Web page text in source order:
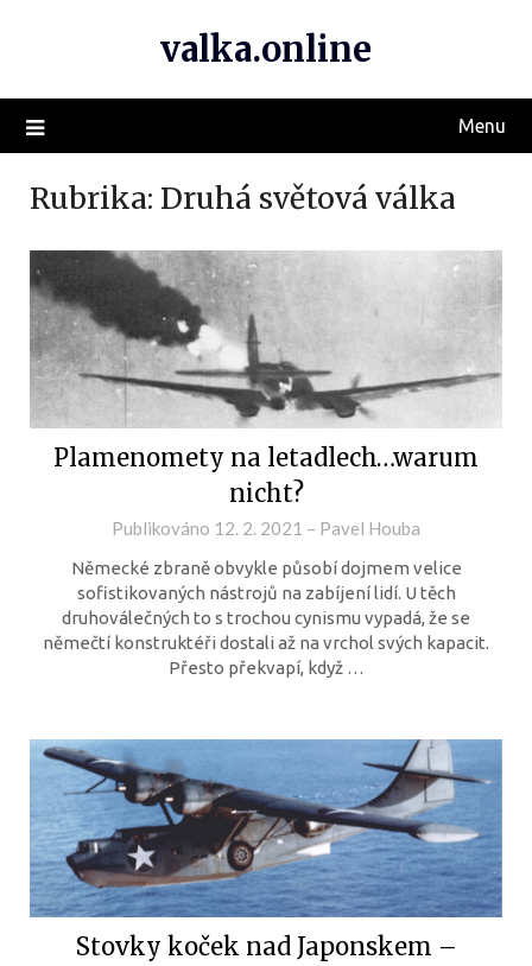
valka.online
Menu
Rubrika: Druhá světová válka
Plamenomety na letadlech…warum
nicht?
Publikováno 12. 2. 2021 – Pavel Houba
Německé zbraně obvykle působí dojmem velice
sofistikovaných nástrojů na zabíjení lidí. U těch
druhoválečných to s trochou cynismu vypadá, že se
němečtí konstruktéři dostali až na vrchol svých kapacit.
Přesto překvapí, když …
Stovky koček nad Japonskem –